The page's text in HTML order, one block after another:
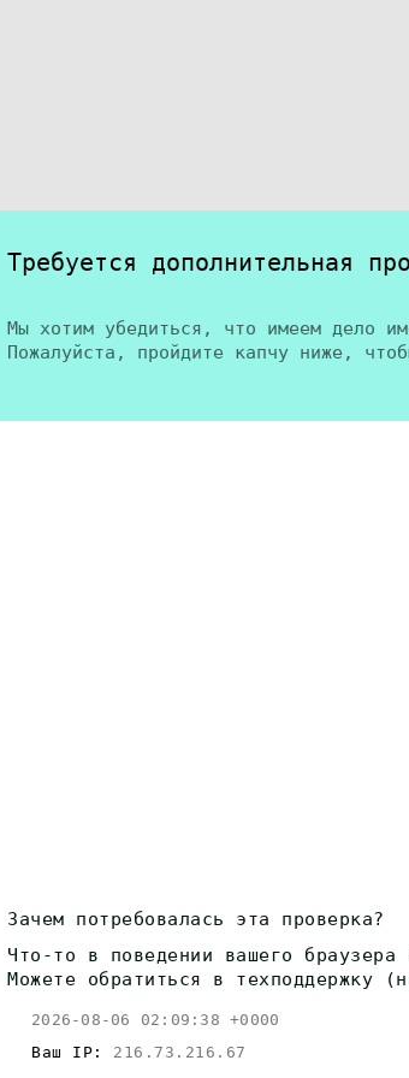
Требуется дополнительная
Мы хотим убедиться, что имеем дело
Пожалуйста, пройдите капчу ниже,
Зачем потребовалась эта проверка?
Что-то в поведении вашего браузера
Можете обратиться в техподдержку
2026-08-06 02:09:38 +0000
Ваш IP: 216.73.216.67